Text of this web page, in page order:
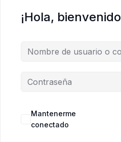
¡Hola,
Mantenerme
conectado